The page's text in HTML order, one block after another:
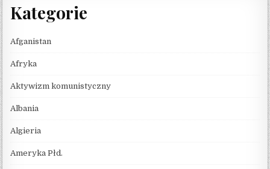
Kategorie
Afganistan
Afryka
Aktywizm komunistyczny
Albania
Algieria
Ameryka Płd.